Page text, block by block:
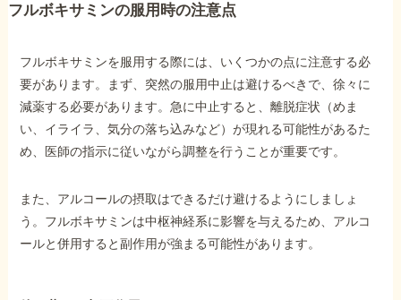
フルボキサミンの服用時の注意点
フルボキサミンを服用する際には、いくつかの点に注意する必
要があります。まず、突然の服用中止は避けるべきで、徐々に
減薬する必要があります。急に中止すると、離脱症状（めま
い、イライラ、気分の落ち込みなど）が現れる可能性があるた
め、医師の指示に従いながら調整を行うことが重要です。
また、アルコールの摂取はできるだけ避けるようにしましょ
う。フルボキサミンは中枢神経系に影響を与えるため、アルコ
ールと併用すると副作用が強まる可能性があります。